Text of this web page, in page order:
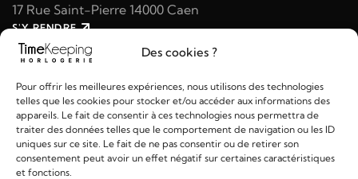
Des cookies ?
Pour offrir les meilleures expériences, nous utilisons des technologies
telles que les cookies pour stocker et/ou accéder aux informations des
appareils. Le fait de consentir à ces technologies nous permettra de
traiter des données telles que le comportement de navigation ou les ID
uniques sur ce site. Le fait de ne pas consentir ou de retirer son
consentement peut avoir un effet négatif sur certaines caractéristiques
et fonctions.
17 Rue Saint-Pierre 14000 Caen
S'Y RENDRE
02 31 47 49 97
contact@timekeeping.fr
Liens utiles